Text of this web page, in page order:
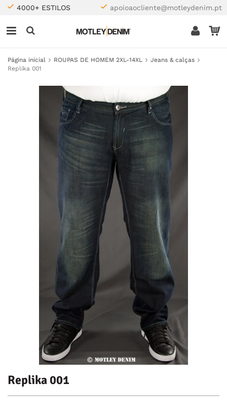
4000+ ESTILOS apoioaocliente@motleydenim.pt
Página inicial ROUPAS DE HOMEM 2XL-14XL
Jeans & calças
Replika 001
Replika 001